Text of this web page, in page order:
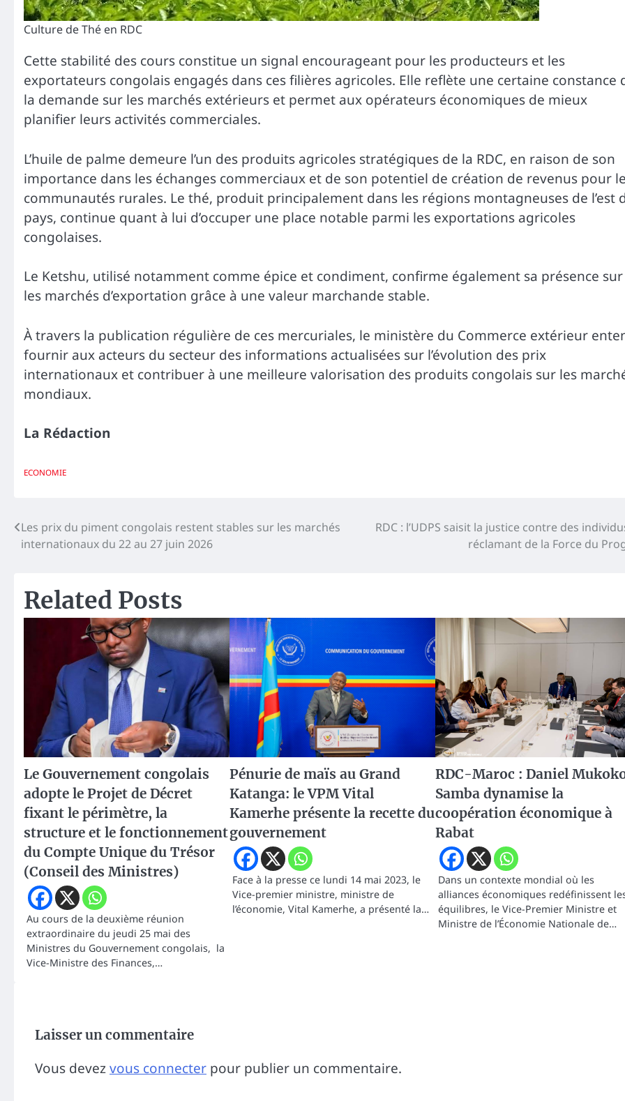
Culture de Thé en RDC
Cette stabilité des cours constitue un signal encourageant pour les producteurs et les
exportateurs congolais engagés dans ces filières agricoles. Elle reflète une certaine constance
la demande sur les marchés extérieurs et permet aux opérateurs économiques de mieux
planifier leurs activités commerciales.
L’huile de palme demeure l’un des produits agricoles stratégiques de la RDC, en raison de son
importance dans les échanges commerciaux et de son potentiel de création de revenus pour
communautés rurales. Le thé, produit principalement dans les régions montagneuses de l’est
pays, continue quant à lui d’occuper une place notable parmi les exportations agricoles
congolaises.
Le Ketshu, utilisé notamment comme épice et condiment, confirme également sa présence sur
les marchés d’exportation grâce à une valeur marchande stable.
À travers la publication régulière de ces mercuriales, le ministère du Commerce extérieur
fournir aux acteurs du secteur des informations actualisées sur l’évolution des prix
internationaux et contribuer à une meilleure valorisation des produits congolais sur les
mondiaux.
La Rédaction
ECONOMIE
Navigation
de
Les prix du piment congolais restent stables sur les marchés
internationaux du 22 au 27 juin 2026
RDC : l’UDPS saisit la justice contre des
réclamant de la Force du
Related Posts
Le Gouvernement congolais
adopte le Projet de Décret
fixant le périmètre, la
structure et le fonctionnement
du Compte Unique du Trésor
(Conseil des Ministres)
Au cours de la deuxième réunion
extraordinaire du jeudi 25 mai des
Ministres du Gouvernement congolais, la
Vice-Ministre des Finances,…
Pénurie de maïs au Grand
Katanga: le VPM Vital
Kamerhe présente la recette du
gouvernement
Face à la presse ce lundi 14 mai 2023, le
Vice-premier ministre, ministre de
l’économie, Vital Kamerhe, a présenté la…
RDC-Maroc : Daniel
Samba dynamise la
coopération économique à
Rabat
Dans un contexte mondial où les
alliances économiques redéfinissent
équilibres, le Vice-Premier Ministre et
Ministre de l’Économie Nationale de…
Laisser un commentaire
Vous devezvous connecter pour publier un commentaire.